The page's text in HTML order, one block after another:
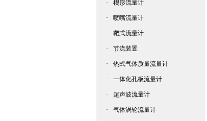
· 楔形流量计
· 喷嘴流量计
· 靶式流量计
· 节流装置
· 热式气体质量流量计
· 一体化孔板流量计
· 超声波流量计
· 气体涡轮流量计